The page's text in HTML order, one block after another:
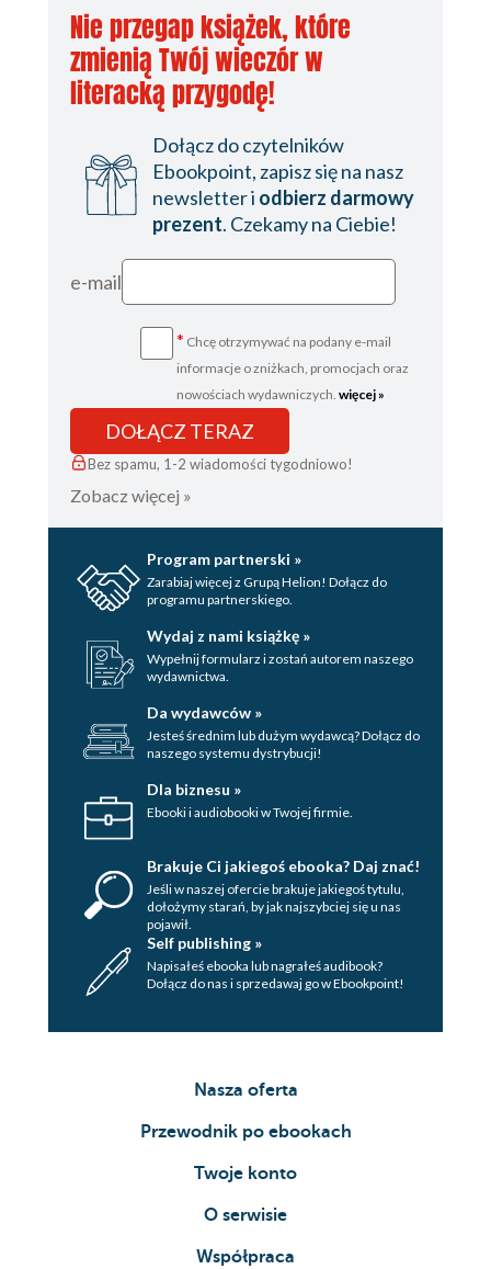
Nie przegap książek, które
zmienią Twój wieczór w
literacką przygodę!
Dołącz do czytelników
Ebookpoint, zapisz się na nasz
newsletter i odbierz darmowy
prezent. Czekamy na Ciebie!
e-mail
* Chcę otrzymywać na podany e-mail
informacje o zniżkach, promocjach oraz
nowościach wydawniczych. więcej »
DOŁĄCZ TERAZ
Bez spamu, 1-2 wiadomości tygodniowo!
Zobacz więcej »
Program partnerski »
Zarabiaj więcej z Grupą Helion! Dołącz do
programu partnerskiego.
Wydaj z nami książkę »
Wypełnij formularz i zostań autorem naszego
wydawnictwa.
Da wydawców »
Jesteś średnim lub dużym wydawcą? Dołącz do
naszego systemu dystrybucji!
Dla biznesu »
Ebooki i audiobooki w Twojej firmie.
Brakuje Ci jakiegoś ebooka? Daj znać!
Jeśli w naszej ofercie brakuje jakiegoś tytulu,
dołożymy starań, by jak najszybciej się u nas
pojawił.
Self publishing »
Napisałeś ebooka lub nagrałeś audibook?
Dołącz do nas i sprzedawaj go w Ebookpoint!
Nasza oferta
Przewodnik po ebookach
Twoje konto
O serwisie
Współpraca